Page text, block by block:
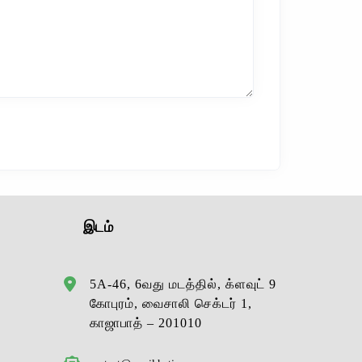
இடம்
5A-46, 6வது மடத்தில், க்ளவுட் 9
கோபுரம், வைசாலி செக்டர் 1,
காஜாபாத் – 201010